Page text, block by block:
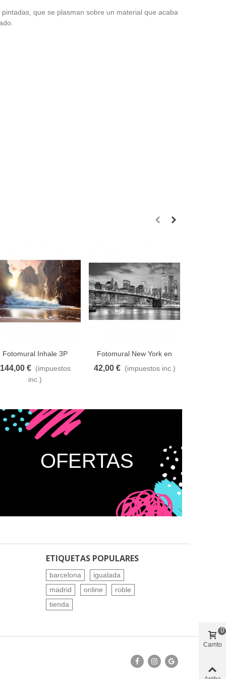
que se plasman sobre un material que acaba
al carrito A lista de deseos
Fotomural Inhale 3P
144,00 € (impuestos
inc.)
Añadir al carrito A lista de deseos
Fotomural New York en
blanco y negro 1P
42,00 € (impuestos inc.)
OFERTAS
ETIQUETAS POPULARES
barcelona
igualada
madrid
online
roble
tienda
Carrito
0